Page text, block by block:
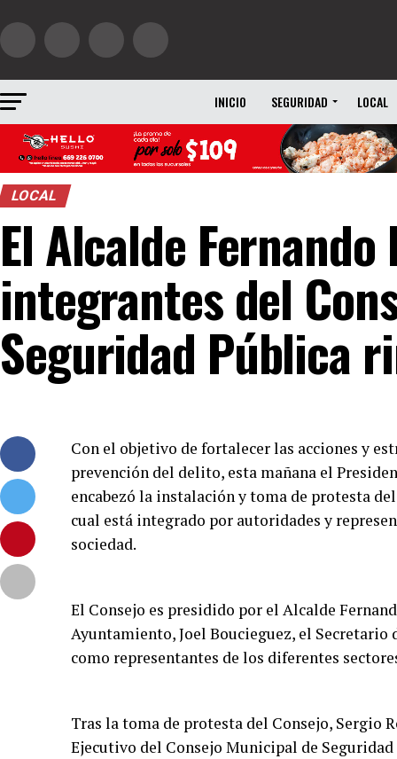
INICIO SEGURIDAD LOCAL
LOCAL
El Alcalde
integrantes del
Seguridad Pública
Con el objetivo de fortalecer las acciones y
prevención del delito, esta mañana el
encabezó la instalación y toma de protesta
cual está integrado por autoridades y
sociedad.
El Consejo es presidido por el Alcalde
Ayuntamiento, Joel Boucieguez, el Secretario
como representantes de los diferentes
Tras la toma de protesta del Consejo, Sergio
Ejecutivo del Consejo Municipal de